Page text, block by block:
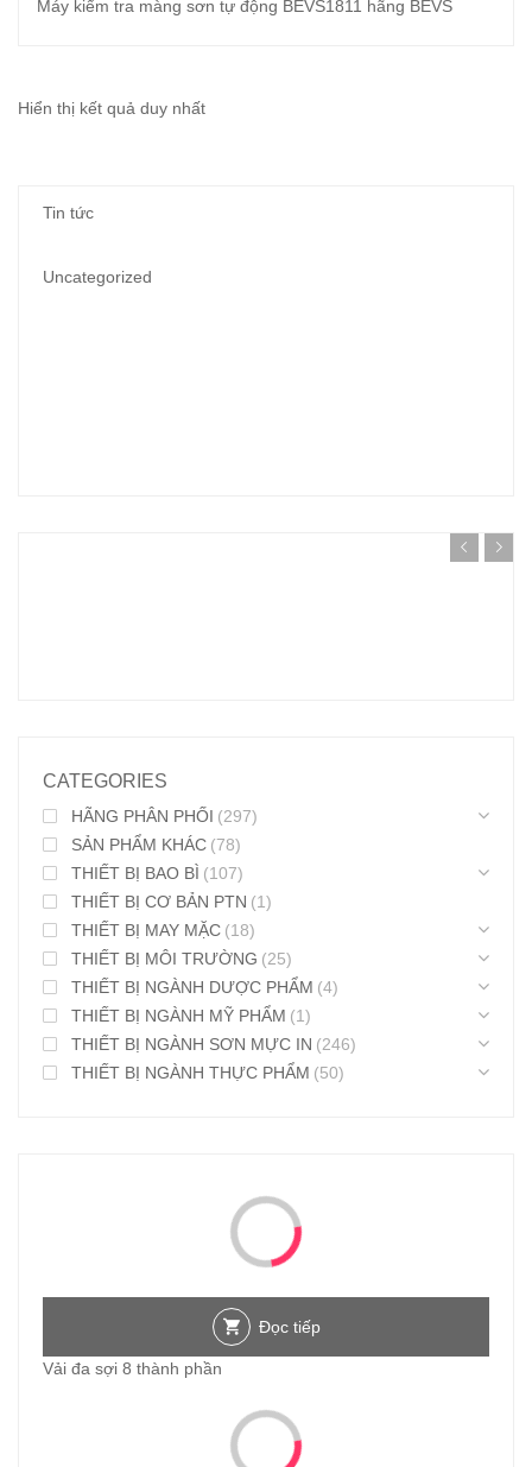
Máy kiểm tra màng sơn tự động BEVS1811 hãng BEVS
Hiển thị kết quả duy nhất
Tin tức
Uncategorized
CATEGORIES
HÃNG PHÂN PHỐI (297)
SẢN PHẨM KHÁC (78)
THIẾT BỊ BAO BÌ (107)
THIẾT BỊ CƠ BẢN PTN (1)
THIẾT BỊ MAY MẶC (18)
THIẾT BỊ MÔI TRƯỜNG (25)
THIẾT BỊ NGÀNH DƯỢC PHẨM (4)
THIẾT BỊ NGÀNH MỸ PHẨM (1)
THIẾT BỊ NGÀNH SƠN MỰC IN (246)
THIẾT BỊ NGÀNH THỰC PHẨM (50)
Đọc tiếp
Vải đa sợi 8 thành phần